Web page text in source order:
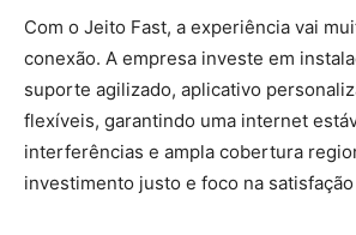
Com o Jeito Fast, a experiência vai
conexão. A empresa investe em
suporte agilizado, aplicativo
flexíveis, garantindo uma internet
interferências e ampla cobertura
investimento justo e foco na